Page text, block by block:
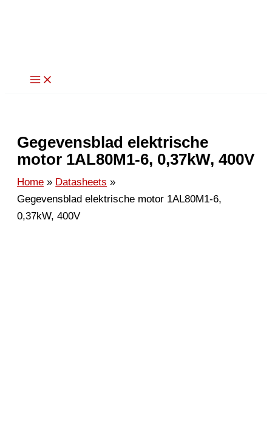
Gegevensblad elektrische
motor 1AL80M1-6, 0,37kW, 400V
Home
Datasheets
Gegevensblad elektrische motor 1AL80M1-6,
0,37kW, 400V